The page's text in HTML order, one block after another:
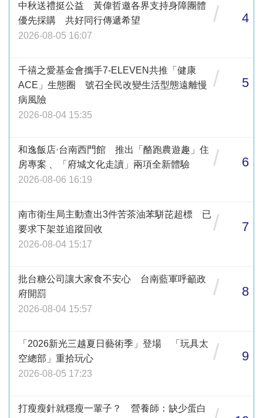
中秋送禮挺公益 黃偉哲邀各界支持身障團體
優先採購 共好同行傳遞希望
2026-08-05 16:07
/ 4
千禧之愛基金會攜手7-ELEVEN共推「健康
ACE」生態圈 號召全民改變生活型態遠離慢
病風險
2026-08-04 15:35
/ 5
和逸飯店·台南西門館 推出「酪跑農遊趣」住
房專案 、「府城文化走讀」兩項全新體驗
2026-08-06 16:19
/ 6
南市衛生局主動查出3件苦茶油苯駢芘超標 已
要求下架並追蹤回收
2026-08-04 15:17
/ 7
批台糖公司讓大家食不安心 台南藍軍呼籲政
府開罰
2026-08-04 15:57
/ 8
「2026新光三越夏日藝術季」登場 「玩具太
空總部」重拾玩心
2026-08-05 17:23
/ 9
打瘦瘦針就穩瘦一輩子？ 營養師：缺少蛋白